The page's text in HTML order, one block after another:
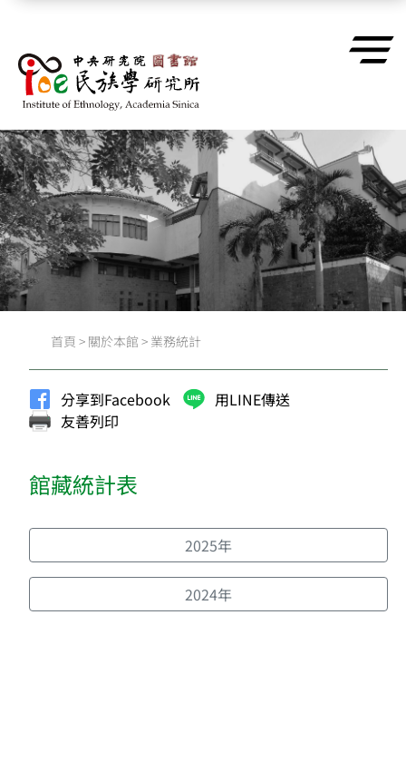
首頁 > 關於本館 > 業務統計
分享到Facebook
用LINE傳送
友善列印
館藏統計表
2025年
2024年